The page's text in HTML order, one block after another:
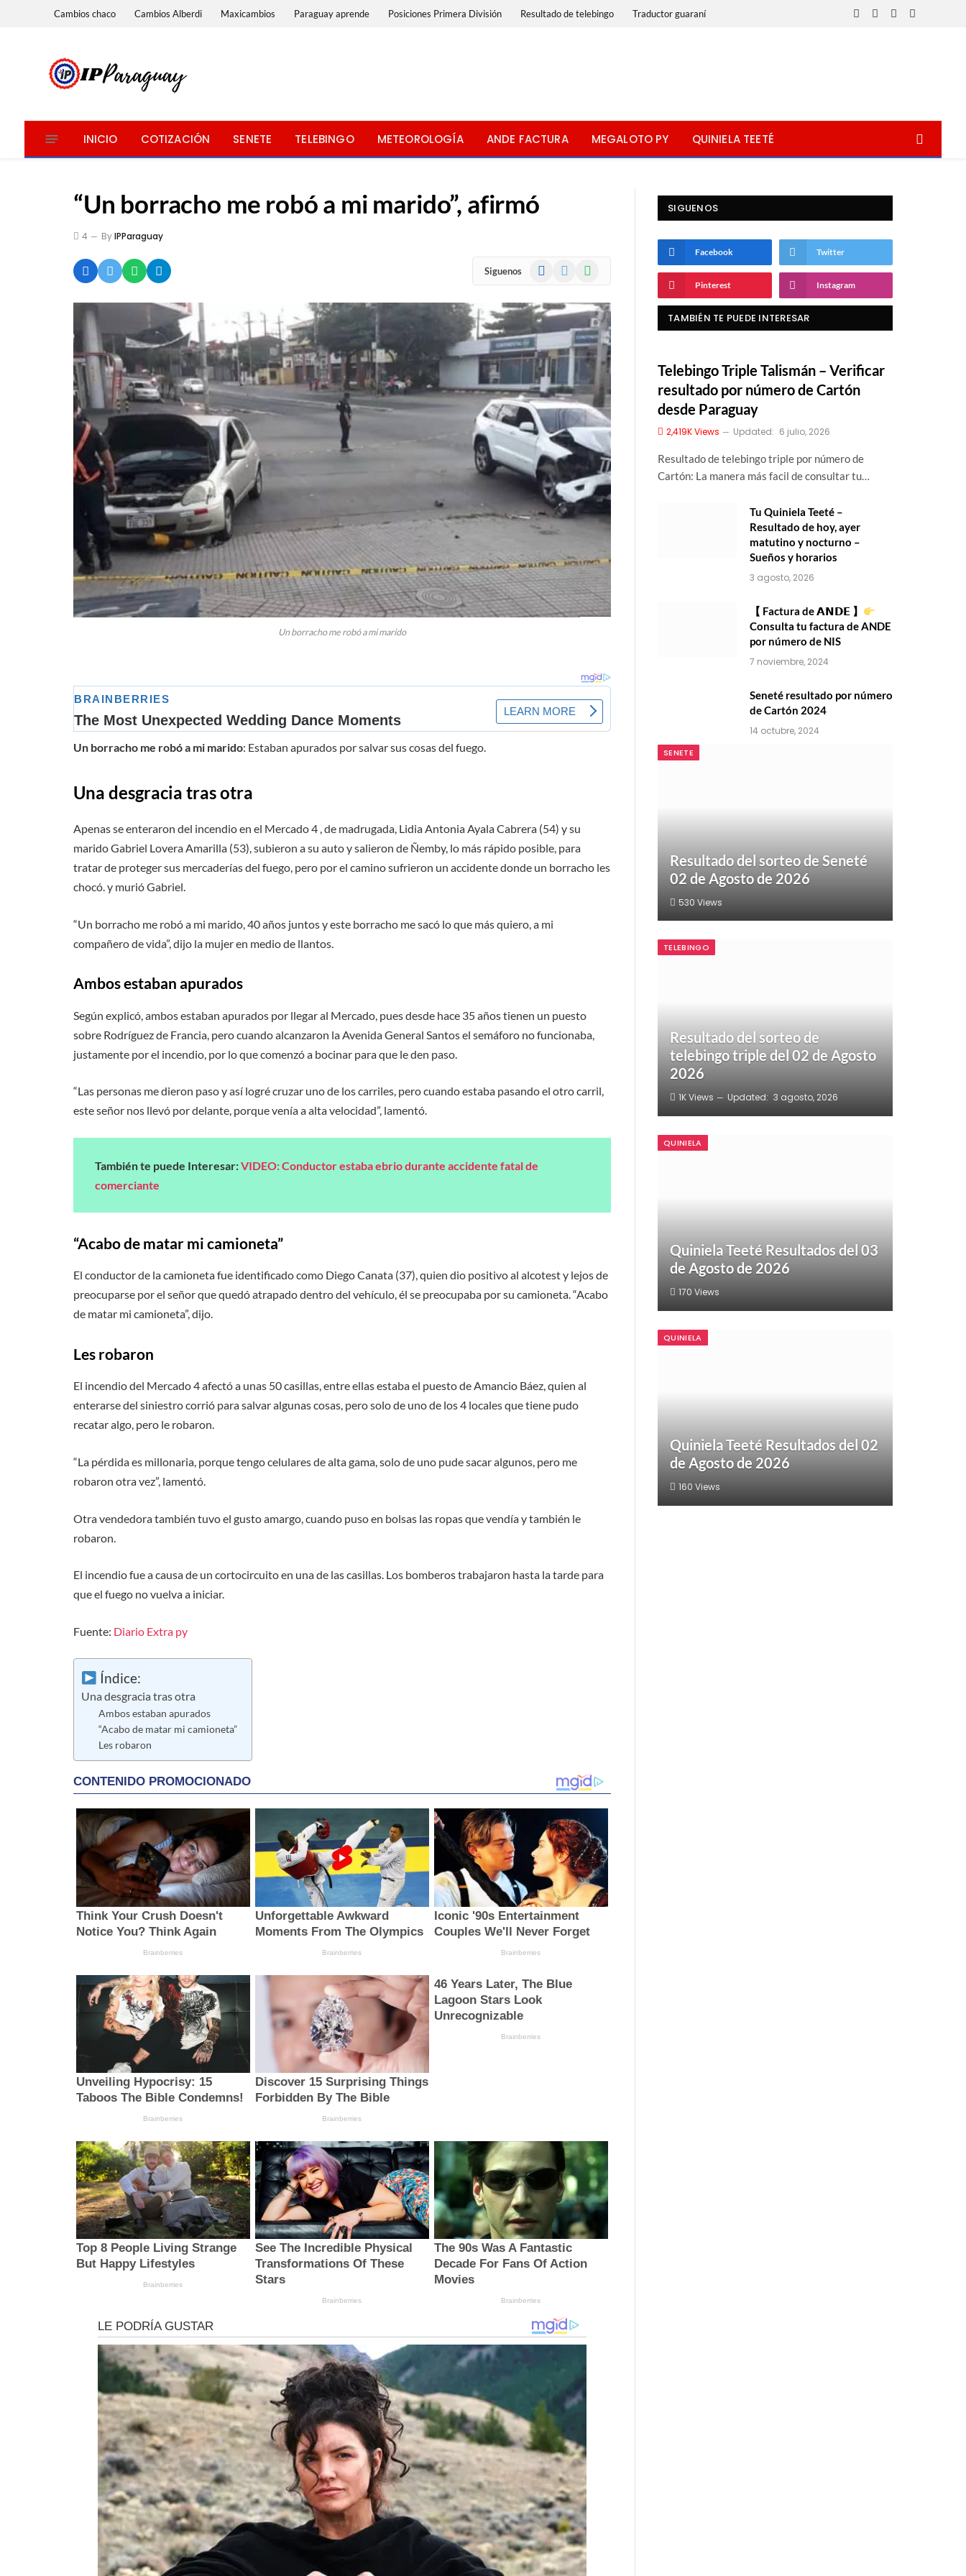
Cambios chaco Cambios Alberdi Maxicambios Paraguay aprende Posiciones Primera División Resultado de telebingo Traductor guaraní
Facebook
X
InstagramWhatsApp
INICIO COTIZACIÓN SENETE TELEBINGO METEOROLOGÍA ANDE FACTURA MEGALOTO PY QUINIELA TEETÉ
“Un borracho me robó a mi marido”, afirmó
4 ByIPParaguay
Siguenos Facebook WhatsApp
Un borracho me robó a mi marido
Un borracho me robó a mi marido: Estaban apurados por salvar sus cosas del fuego.
Una desgracia tras otra
Apenas se enteraron del incendio en el Mercado 4 , de madrugada, Lidia Antonia Ayala Cabrera (54) y su
marido Gabriel Lovera Amarilla (53), subieron a su auto y salieron de Ñemby, lo más rápido posible, para
tratar de proteger sus mercaderías del fuego, pero por el camino sufrieron un accidente donde un borracho les
chocó. y murió Gabriel.
“Un borracho me robó a mi marido, 40 años juntos y este borracho me sacó lo que más quiero, a mi
compañero de vida”, dijo la mujer en medio de llantos.
Ambos estaban apurados
Según explicó, ambos estaban apurados por llegar al Mercado, pues desde hace 35 años tienen un puesto
sobre Rodríguez de Francia, pero cuando alcanzaron la Avenida General Santos el semáforo no funcionaba,
justamente por el incendio, por lo que comenzó a bocinar para que le den paso.
“Las personas me dieron paso y así logré cruzar uno de los carriles, pero cuando estaba pasando el otro carril,
este señor nos llevó por delante, porque venía a alta velocidad”, lamentó.
También te puede Interesar:VIDEO: Conductor estaba ebrio durante accidente fatal de
comerciante
“Acabo de matar mi camioneta”
El conductor de la camioneta fue identificado como Diego Canata (37), quien dio positivo al alcotest y lejos de
preocuparse por el señor que quedó atrapado dentro del vehículo, él se preocupaba por su camioneta. “Acabo
de matar mi camioneta”, dijo.
Les robaron
El incendio del Mercado 4 afectó a unas 50 casillas, entre ellas estaba el puesto de Amancio Báez, quien al
enterarse del siniestro corrió para salvar algunas cosas, pero solo de uno de los 4 locales que tiene pudo
recatar algo, pero le robaron.
“La pérdida es millonaria, porque tengo celulares de alta gama, solo de uno pude sacar algunos, pero me
robaron otra vez”, lamentó.
Otra vendedora también tuvo el gusto amargo, cuando puso en bolsas las ropas que vendía y también le
robaron.
El incendio fue a causa de un cortocircuito en una de las casillas. Los bomberos trabajaron hasta la tarde para
que el fuego no vuelva a iniciar.
Fuente: Diario Extra py
Índice:
Una desgracia tras otra
Ambos estaban apurados
“Acabo de matar mi camioneta”
Les robaron
SIGUENOS
Facebook Twitter
Pinterest Instagram
TAMBIÉN TE PUEDE INTERESAR
Telebingo Triple Talismán – Verificar
resultado por número de Cartón
desde Paraguay
2,419KViews Updated: 6 julio, 2026
Resultado de telebingo triple por número de
Cartón: La manera más facil de consultar tu…
Tu Quiniela Teeté –
Resultado de hoy, ayer
matutino y nocturno –
Sueños y horarios
3 agosto, 2026
【 Factura de 𝗔𝗡𝗗𝗘 】
Consulta tu factura de ANDE
por número de NIS
7 noviembre, 2024
Seneté resultado por número
de Cartón 2024
14 octubre, 2024
SENETE
Resultado del sorteo de Seneté
02 de Agosto de 2026
530 Views
TELEBINGO
Resultado del sorteo de
telebingo triple del 02 de Agosto
2026
1KViews Updated: 3 agosto, 2026
QUINIELA
Quiniela Teeté Resultados del 03
de Agosto de 2026
170 Views
QUINIELA
Quiniela Teeté Resultados del 02
de Agosto de 2026
160 Views